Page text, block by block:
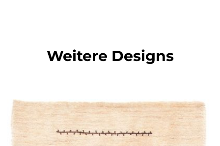
Weitere Designs